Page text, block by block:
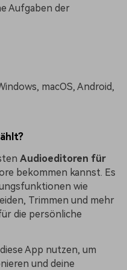
Aufgaben der
macOS, Android,
Audioeditoren für
bekommen kannst. Es
wie
Trimmen und mehr
die persönliche
App nutzen, um
und deine